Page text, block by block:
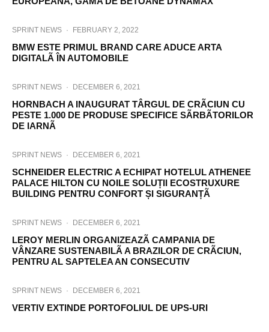
SPRINT NEWS · FEBRUARY 2, 2022
BMW ESTE PRIMUL BRAND CARE ADUCE ARTA
DIGITALÃ ÎN AUTOMOBILE
SPRINT NEWS · DECEMBER 6, 2021
HORNBACH A INAUGURAT TÂRGUL DE CRÃCIUN CU
PESTE 1.000 DE PRODUSE SPECIFICE SÃRBÃTORILOR
DE IARNÃ
SPRINT NEWS · DECEMBER 6, 2021
SCHNEIDER ELECTRIC A ECHIPAT HOTELUL ATHENEE
PALACE HILTON CU NOILE SOLUȚII ECOSTRUXURE
BUILDING PENTRU CONFORT ȘI SIGURANȚÃ
SPRINT NEWS · DECEMBER 6, 2021
LEROY MERLIN ORGANIZEAZÃ CAMPANIA DE
VÂNZARE SUSTENABILÃ A BRAZILOR DE CRÃCIUN,
PENTRU AL SAPTELEA AN CONSECUTIV
SPRINT NEWS · DECEMBER 6, 2021
VERTIV EXTINDE PORTOFOLIUL DE UPS-URI